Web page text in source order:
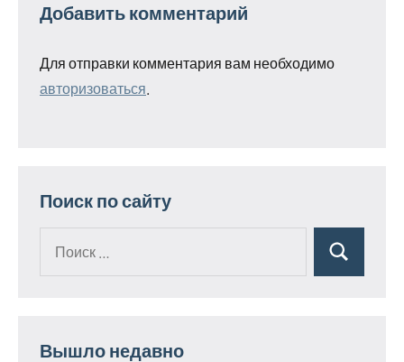
Добавить комментарий
Для отправки комментария вам необходимо
авторизоваться
Поиск по сайту
Поиск
Вышло недавно